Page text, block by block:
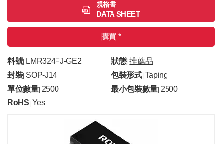
規格書
DATA SHEET
購買 *
料號| LMR324FJ-GE2 狀態|推薦品
封裝| SOP-J14 包裝形式| Taping
單位數量| 2500 最小包裝數量 |2500
RoHS Yes